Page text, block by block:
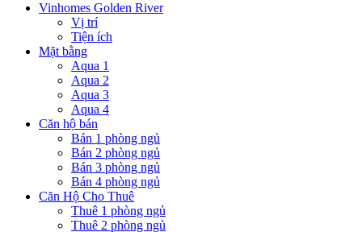
Vinhomes Golden River
Vị trí
Tiện ích
Mặt bằng
Aqua 1
Aqua 2
Aqua 3
Aqua 4
Căn hộ bán
Bán 1 phòng ngủ
Bán 2 phòng ngủ
Bán 3 phòng ngủ
Bán 4 phòng ngủ
Căn Hộ Cho Thuê
Thuê 1 phòng ngủ
Thuê 2 phòng ngủ